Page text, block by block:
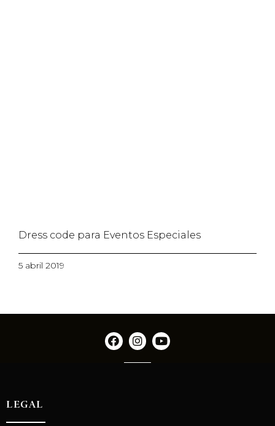
Dress code para Eventos Especiales
5 abril 2019
LEGAL